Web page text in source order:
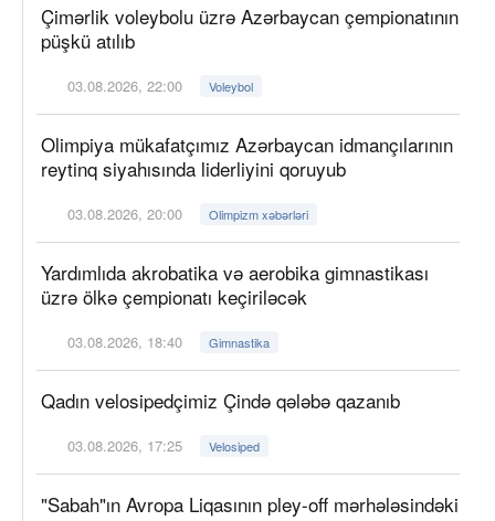
Çimərlik voleybolu üzrə Azərbaycan çempionatının
püşkü atılıb
03.08.2026, 22:00 Voleybol
Olimpiya mükafatçımız Azərbaycan idmançılarının
reytinq siyahısında liderliyini qoruyub
03.08.2026, 20:00 Olimpizm xəbərləri
Yardımlıda akrobatika və aerobika gimnastikası
üzrə ölkə çempionatı keçiriləcək
03.08.2026, 18:40 Gimnastika
Qadın velosipedçimiz Çində qələbə qazanıb
03.08.2026, 17:25 Velosiped
"Sabah"ın Avropa Liqasının pley-off mərhələsindəki